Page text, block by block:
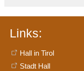
Links:
Hall in Tirol
Stadt Hall